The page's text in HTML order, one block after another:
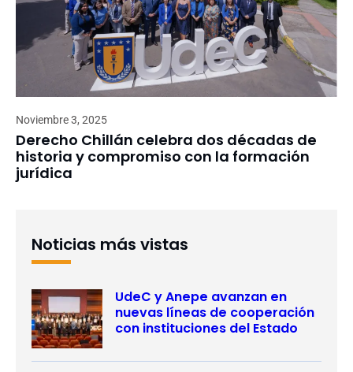
Noviembre 3, 2025
Derecho Chillán celebra dos décadas de
historia y compromiso con la formación
jurídica
Noticias más vistas
UdeC y Anepe avanzan en
nuevas líneas de cooperación
con instituciones del Estado